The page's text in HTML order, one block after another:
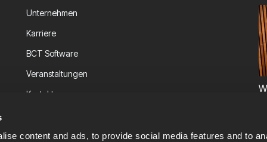
content and ads, to provide social media features and to
Unternehmen
Karriere
BCT Software
Veranstaltungen
Kontakt